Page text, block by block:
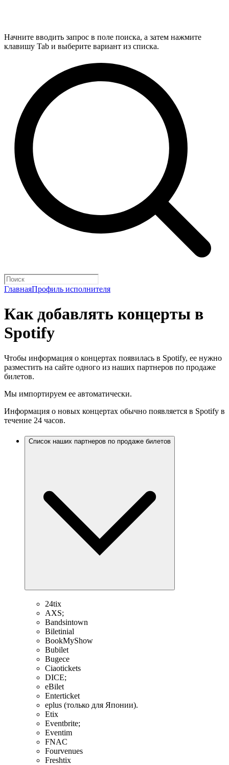
Начните вводить запрос в поле поиска, а затем нажмите
клавишу Tab и выберите вариант из списка.
ГлавнаяПрофиль исполнителя
Как добавлять концерты в
Spotify
Чтобы информация о концертах появилась в Spotify, ее нужно
разместить на сайте одного из наших партнеров по продаже
билетов.
Мы импортируем ее автоматически.
Информация о новых концертах обычно появляется в Spotify в
течение 24 часов.
Список наших партнеров по продаже билетов
24tix
AXS;
Bandsintown
Biletinial
BookMyShow
Bubilet
Bugece
Ciaotickets
DICE;
eBilet
Enterticket
eplus (только для Японии).
Etix
Eventbrite;
Eventim
FNAC
Fourvenues
Freshtix